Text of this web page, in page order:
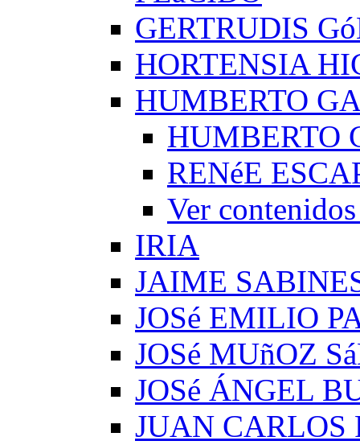
GERTRUDIS
HORTENSIA
HUMBERTO
HUMBERTO
RENéE
Ver
IRIA
JAIME
JOSé EMILIO
JOSé MUñOZ
JOSé ÁNGEL
JUAN CARLOS